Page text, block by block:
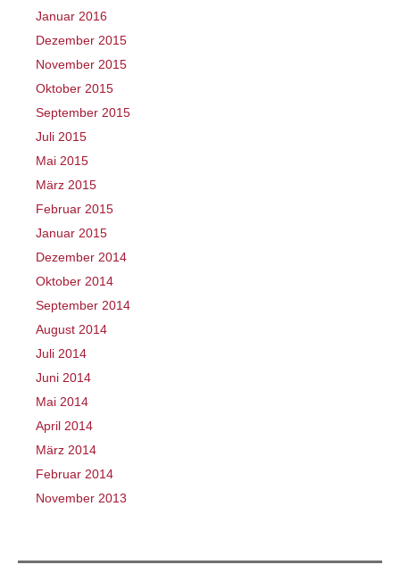
Januar 2016
Dezember 2015
November 2015
Oktober 2015
September 2015
Juli 2015
Mai 2015
März 2015
Februar 2015
Januar 2015
Dezember 2014
Oktober 2014
September 2014
August 2014
Juli 2014
Juni 2014
Mai 2014
April 2014
März 2014
Februar 2014
November 2013